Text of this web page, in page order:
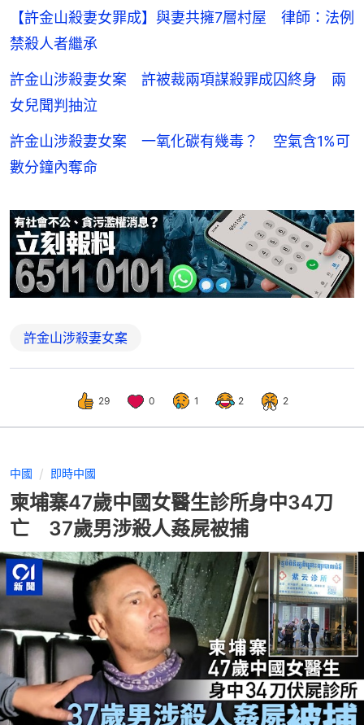
【許金山殺妻女罪成】與妻共擁7層村屋 律師：法例
禁殺人者繼承
許金山涉殺妻女案 許被裁兩項謀殺罪成囚終身 兩
女兒聞判抽泣
許金山涉殺妻女案 一氧化碳有幾毒？ 空氣含1%可
數分鐘內奪命
許金山涉殺妻女案
29 0 1 2 2
中國 即時中國
柬埔寨47歲中國女醫生診所身中34刀
亡 37歲男涉殺人姦屍被捕